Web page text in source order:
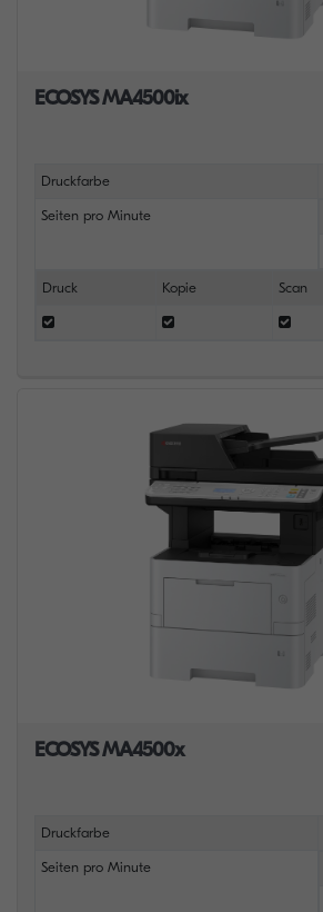
ECOSYS MA4500ix
Druckfarbe
Seiten pro Minute
Druck Kopie Scan
ECOSYS MA4500x
Druckfarbe
Seiten pro Minute